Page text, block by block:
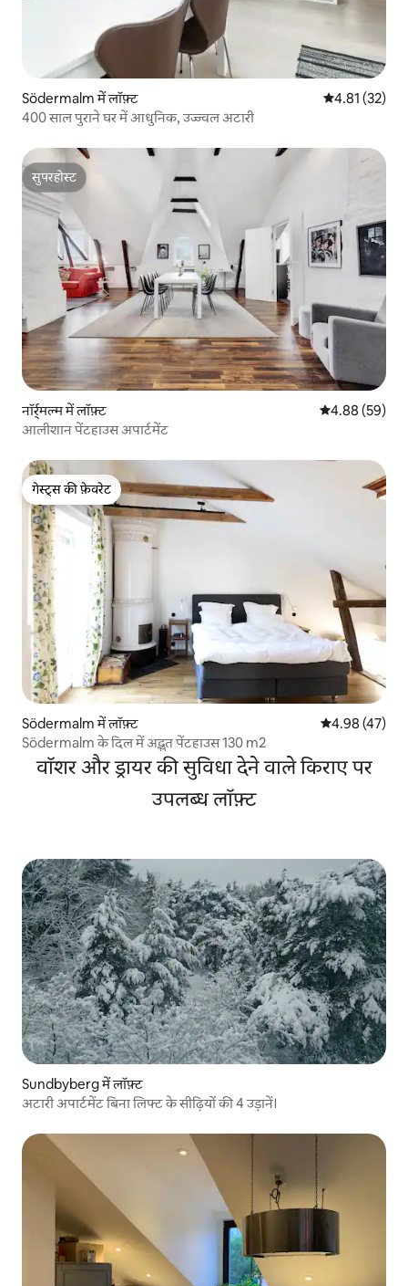
Södermalm में लॉफ़्ट औसत रेटिंग 5 में
4.81 (32)
400 साल पुराने घर में आधुनिक, उज्ज्वल अटारी
सुपरहोस्ट
सुपरहोस्ट
नॉर्र्मल्म में लॉफ़्ट औसत रेटिंग 5 में
4.88 (59)
आलीशान पेंटहाउस अपार्टमेंट
गेस्ट्स की फ़ेवरेट
गेस्ट्स की फ़ेवरेट
Södermalm में लॉफ़्ट औसत रेटिंग 5 में
4.98 (47)
Södermalm के दिल में अद्भुत पेंटहाउस 130 m2
वॉशर और ड्रायर की सुविधा देने वाले किराए पर
उपलब्ध लॉफ़्ट
Sundbyberg में लॉफ़्ट
अटारी अपार्टमेंट बिना लिफ्ट के सीढ़ियों की 4 उड़ानें।